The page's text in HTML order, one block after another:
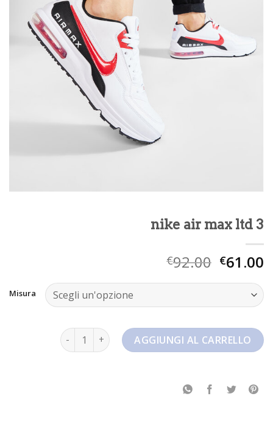
nike air max ltd 3
€92.00 €61.00
Misura
nike air max ltd 3 quantitàAGGIUNGI AL CARRELLO